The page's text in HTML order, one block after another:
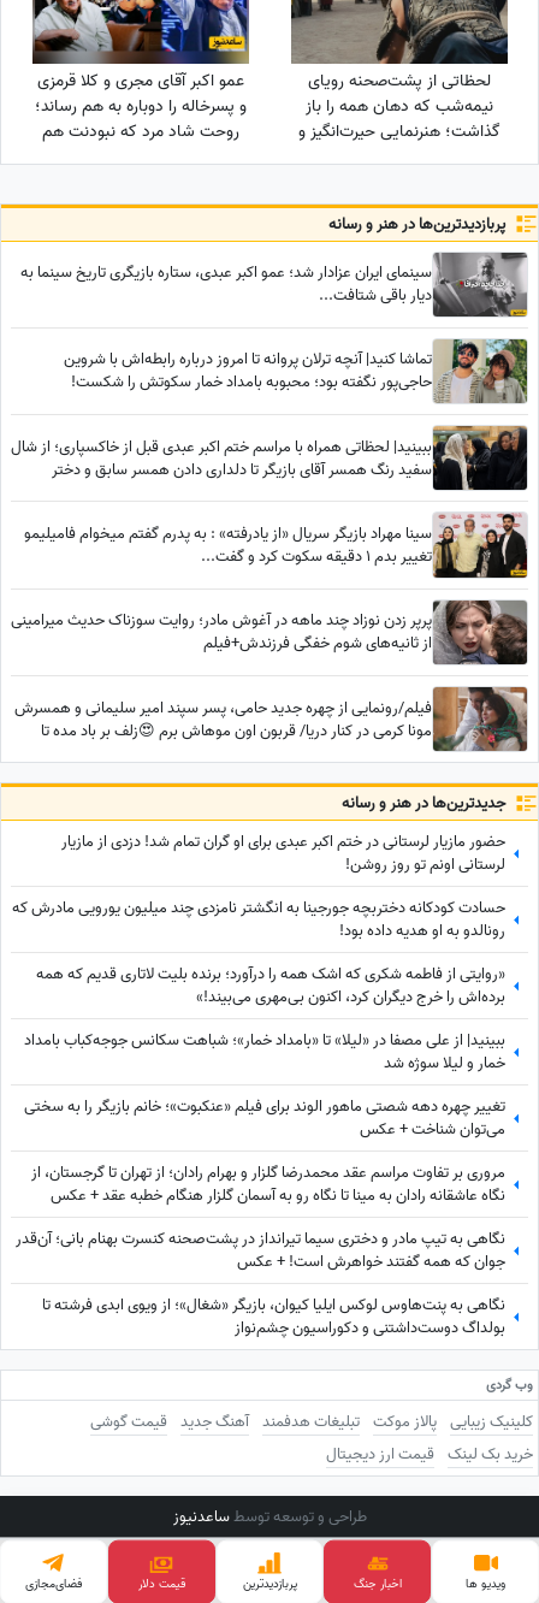
لحظاتی از پشت‌صحنه رویای
نیمه‌شب که دهان همه را باز
گذاشت؛ هنرنمایی حیرت‌انگیز و
عمو اکبر آقای مجری و کلا قرمزی
و پسرخاله را دوباره به هم رساند؛
روحت شاد مرد که نبودنت هم
پربازدید‌ترین‌ها در هنر و رسانه
سینمای ایران عزادار شد؛ عمو اکبر عبدی، ستاره بازیگری تاریخ سینما به
دیار باقی شتافت...
تماشا کنید| آنچه ترلان پروانه تا امروز درباره رابطه‌اش با شروین
حاجی‌پور نگفته بود؛ محبوبه بامداد خمار سکوتش را شکست!
ببینید| لحظاتی همراه با مراسم ختم اکبر عبدی قبل از خاکسپاری؛ از شال
سفید رنگ همسر آقای بازیگر تا دلداری دادن همسر سابق و دختر
سینا مهراد بازیگر سریال «از یادرفته» : به پدرم گفتم میخوام فامیلیمو
تغییر بدم 1 دقیقه سکوت کرد و گفت...
پرپر زدن نوزاد چند ماهه در آغوش مادر؛ روایت سوزناک حدیث میرامینی
از ثانیه‌های شوم خفگی فرزندش+فیلم
فیلم/رونمایی از چهره جدید حامی، پسر سپند امیر سلیمانی و همسرش
مونا کرمی در کنار دریا/ قربون اون موهاش برم 😍زلف بر باد مده تا
جدید‌ترین‌ها در هنر و رسانه
حضور مازیار لرستانی در ختم اکبر عبدی برای او گران تمام شد! دزدی از مازیار
لرستانی اونم تو روز روشن!
حسادت کودکانه دختربچه جورجینا به انگشتر نامزدی چند میلیون یورویی مادرش که
رونالدو به او هدیه داده بود!
«روایتی از فاطمه شکری که اشک همه را درآورد؛ برنده بلیت لاتاری قدیم که همه
برده‌اش را خرج دیگران کرد، اکنون بی‌مهری می‌بیند!»
ببینید| از علی مصفا در «لیلا» تا «بامداد خمار»؛ شباهت سکانس جوجه‌کباب بامداد
خمار و لیلا سوژه شد
تغییر چهره دهه شصتی ماهور الوند برای فیلم «عنکبوت»؛ خانم بازیگر را به سختی
می‌توان شناخت + عکس
مروری بر تفاوت مراسم عقد محمدرضا گلزار و بهرام رادان؛ از تهران تا گرجستان، از
نگاه عاشقانه رادان به مینا تا نگاه رو به آسمان گلزار هنگام خطبه عقد + عکس
نگاهی به تیپ مادر و دختری سیما تیرانداز در پشت‌صحنه کنسرت بهنام بانی؛ آن‌قدر
جوان که همه گفتند خواهرش است! + عکس
نگاهی به پنت‌هاوس لوکس ایلیا کیوان، بازیگر «شغال»؛ از ویوی ابدی فرشته تا
بولداگ دوست‌داشتنی و دکوراسیون چشم‌نواز
وب گردی
کلینیک زیبایی پالاز موکت تبلیغات هدفمند آهنگ جدید قیمت گوشی
خرید بک لینک قیمت ارز دیجیتال
طراحی و توسعه توسطساعدنیوز
ویدیو ها اخبار جنگ پربازدید‌ترین قیمت طلا فضای‌مجازی